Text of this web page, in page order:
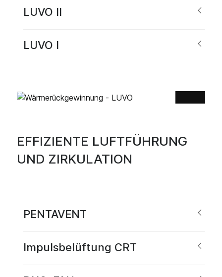
LUVO II
LUVO I
EFFIZIENTE LUFTFÜHRUNG
UND ZIRKULATION
PENTAVENT
Impulsbelüftung CRT